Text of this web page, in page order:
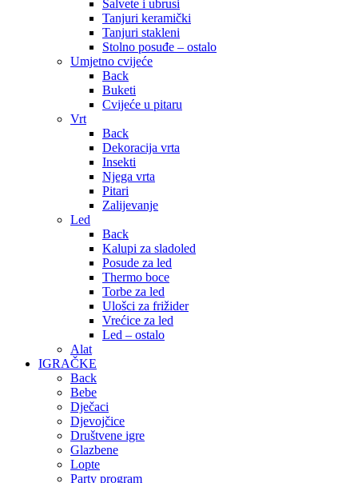
Salvete i ubrusi
Tanjuri keramički
Tanjuri stakleni
Stolno posuđe – ostalo
Umjetno cvijeće
Back
Buketi
Cvijeće u pitaru
Vrt
Back
Dekoracija vrta
Insekti
Njega vrta
Pitari
Zalijevanje
Led
Back
Kalupi za sladoled
Posude za led
Thermo boce
Torbe za led
Ulošci za frižider
Vrećice za led
Led – ostalo
Alat
IGRAČKE
Back
Bebe
Dječaci
Djevojčice
Društvene igre
Glazbene
Lopte
Party program